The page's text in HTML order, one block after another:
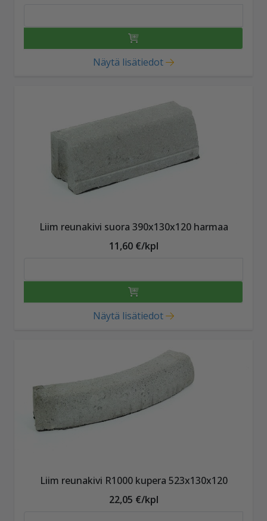
Näytä lisätiedot
Liim reunakivi suora 390x130x120 harmaa
11,60 €/kpl
Näytä lisätiedot
Liim reunakivi R1000 kupera 523x130x120
22,05 €/kpl